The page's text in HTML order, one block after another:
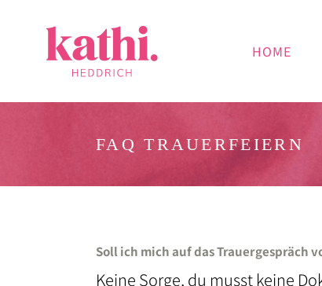
HOME
FAQ TRAUERFEIERN
Soll ich mich auf das
Keine Sorge, du musst keine